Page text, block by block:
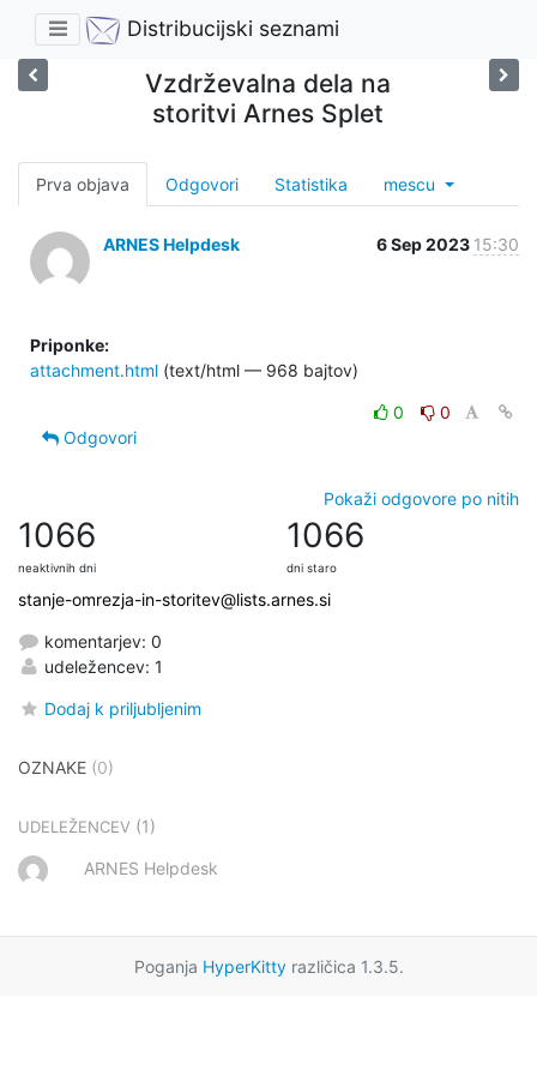
Distribucijski seznami
Vzdrževalna dela na
storitvi Arnes Splet
Prva objava Odgovori Statistika mescu
ARNES Helpdesk 6 Sep 2023 15:30
Priponke:
attachment.html (text/html — 968 bajtov)
0
0
Odgovori
Pokaži odgovore po nitih
1066
neaktivnih dni
1066
dni staro
stanje-omrezja-in-storitev@lists.arnes.si
komentarjev: 0
udeležencev: 1
Dodaj k priljubljenim
OZNAKE (0)
UDELEŽENCEV (1)
ARNES Helpdesk
Poganja HyperKittyrazličica 1.3.5.